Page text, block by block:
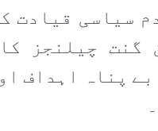
سیاسی قیادت
گنت چیلنجز
بے پناہ اہداف